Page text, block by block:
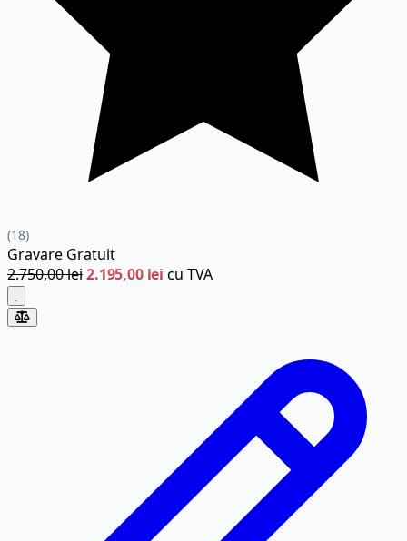
(18)
Gravare Gratuit
2.750,00 lei2.195,00 lei cu TVA